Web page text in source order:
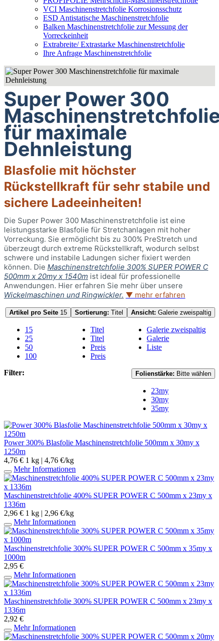
VCI Maschinenstretchfolie Korrosionsschutz
ESD Antistatische Maschinenstretchfolie
Balken Maschinenstretchfolie zur Messung der
Vorreckeinheit
Extrabreite/ Extrastarke Maschinenstretchfolie
Ihre Anfrage Maschinenstretchfolie
Super Power 300
für maximale
Dehnleistung
Blasfolie mit höchster
Rückstellkraft für sehr stabile und
sichere Ladeeinheiten!
Die Super Power 300 Maschinenstretchfolie ist eine
leistungsstarke Blasfolie für Stretchanlagen mit hoher
Vorreckung. Sie ermöglicht bis zu 300% PreStretch und
überzeugt durch extreme Rückstellkraft, wodurch selbst
schwere und instabile Ladungen sicher fixiert werden
können. Die Maschinenstretchfolie 300% SUPER POWER C
500mm x 20my x 1540m ist ideal für professionelle
Anwendungen. Hier erfahren Sie mehr über unsere
Wickelmaschinen und Ringwickler. ▼ mehr erfahren
Ansicht: Galerie zweispaltig
Galerie zweispaltig
Galerie
Liste
Sortierung: Titel
Titel
Titel
Preis
Preis
Artikel pro Seite 15
15
25
50
100
Filter:
Folienstärke: Bitte wählen
23my
30my
35my
Power 300% Blasfolie Maschinenstretchfolie 500mm x 30my x
1250m
4,76 € 1 kg | 4,76 €/kg
Mehr Informationen
Maschinenstretchfolie 400% SUPER POWER C 500mm x 23my x
1336m
2,96 € 1 kg | 2,96 €/kg
Mehr Informationen
Maschinenstretchfolie 300% SUPER POWER C 500mm x 35my x
1000m
2,95 €
Mehr Informationen
Maschinenstretchfolie 300% SUPER POWER C 500mm x 23my x
1336m
2,92 €
Mehr Informationen